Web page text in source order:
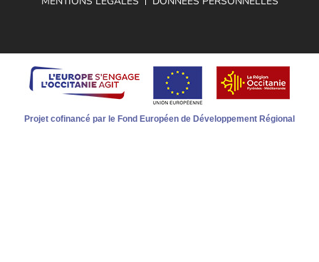
Projet cofinancé par le Fond Européen de Développement Régional